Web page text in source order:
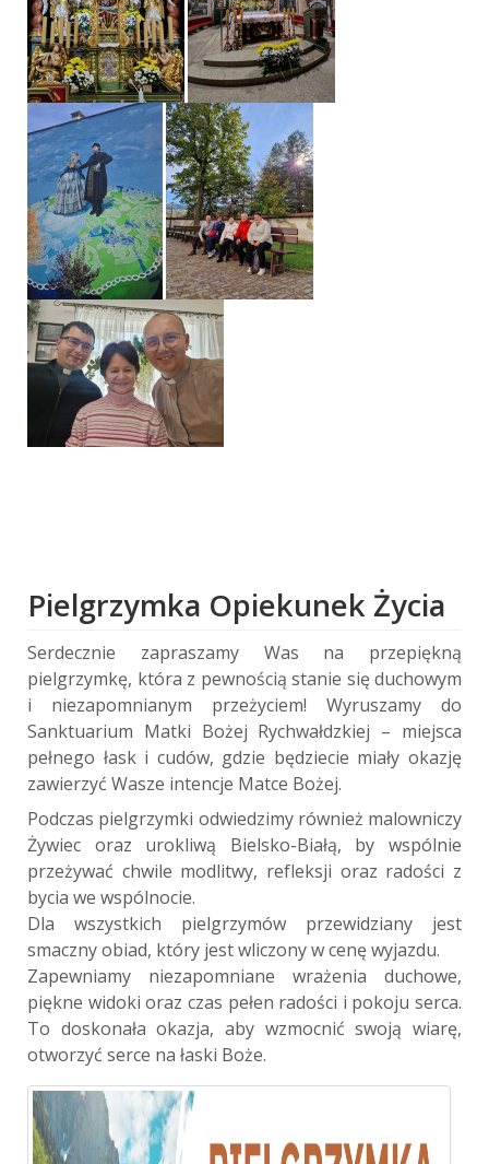
Pielgrzymka Opiekunek Życia
Serdecznie zapraszamy Was na przepiękną
pielgrzymkę, która z pewnością stanie się duchowym
i niezapomnianym przeżyciem! Wyruszamy do
Sanktuarium Matki Bożej Rychwałdzkiej – miejsca
pełnego łask i cudów, gdzie będziecie miały okazję
zawierzyć Wasze intencje Matce Bożej.
Podczas pielgrzymki odwiedzimy również malowniczy
Żywiec oraz urokliwą Bielsko-Białą, by wspólnie
przeżywać chwile modlitwy, refleksji oraz radości z
bycia we wspólnocie.
Dla wszystkich pielgrzymów przewidziany jest
smaczny obiad, który jest wliczony w cenę wyjazdu.
Zapewniamy niezapomniane wrażenia duchowe,
piękne widoki oraz czas pełen radości i pokoju serca.
To doskonała okazja, aby wzmocnić swoją wiarę,
otworzyć serce na łaski Boże.